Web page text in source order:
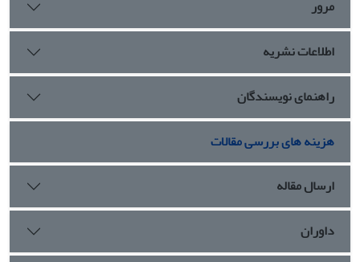
مرور
اطلاعات نشریه
راهنمای نویسندگان
هزینه های بررسی مقالات
ارسال مقاله
داوران